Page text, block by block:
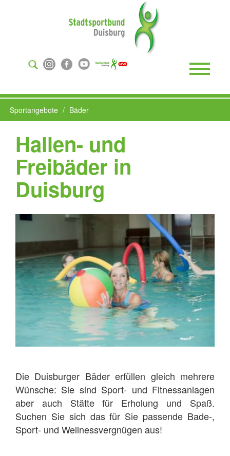
Suchen
Toggle
Sportangebote Bäder
Hallen- und
Freibäder in
Duisburg
Die Duisburger Bäder erfüllen gleich mehrere
Wünsche: Sie sind Sport- und Fitnessanlagen
aber auch Stätte für Erholung und Spaß.
Suchen Sie sich das für Sie passende Bade-,
Sport- und Wellnessvergnügen aus!